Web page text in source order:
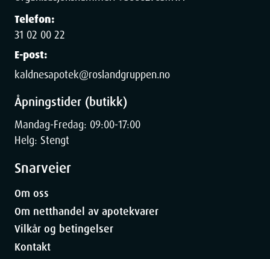
Telefon:
31 02 00 22
E-post:
kaldnesapotek@roslandgruppen.no
Åpningstider (butikk)
Mandag-Fredag: 09:00-17:00
Helg: Stengt
Snarveier
Om oss
Om netthandel av apotekvarer
Vilkår og betingelser
Kontakt